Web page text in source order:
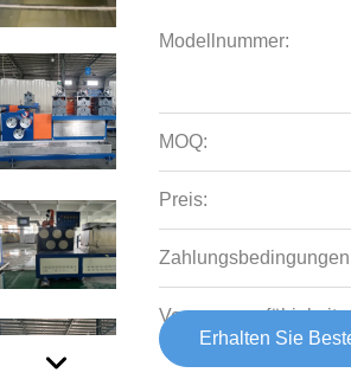
Modellnummer:
MOQ:
Preis:
Versorgungsfähigkeit:
Erhalten Sie